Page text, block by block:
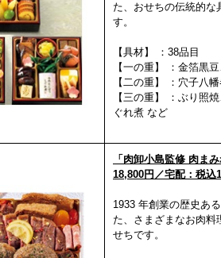
た、おせちの伝統的な
す。
【具材】 ：38品目
【一の重】 ：金箔黒
【二の重】 ：穴子八
【三の重】 ：ぶり照
ぐれ煮 など
「肉卸小島監修 肉ま
18,800円／宅配：税込
1933 年創業の歴史あ
た、さまざまなお肉料
せちです。